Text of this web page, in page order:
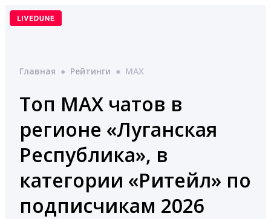
Перейти
Главная ● Рейтинги ● MAX
Топ MAX чатов в
регионе «Луганская
Республика», в
категории «Ритейл» по
подписчикам 2026